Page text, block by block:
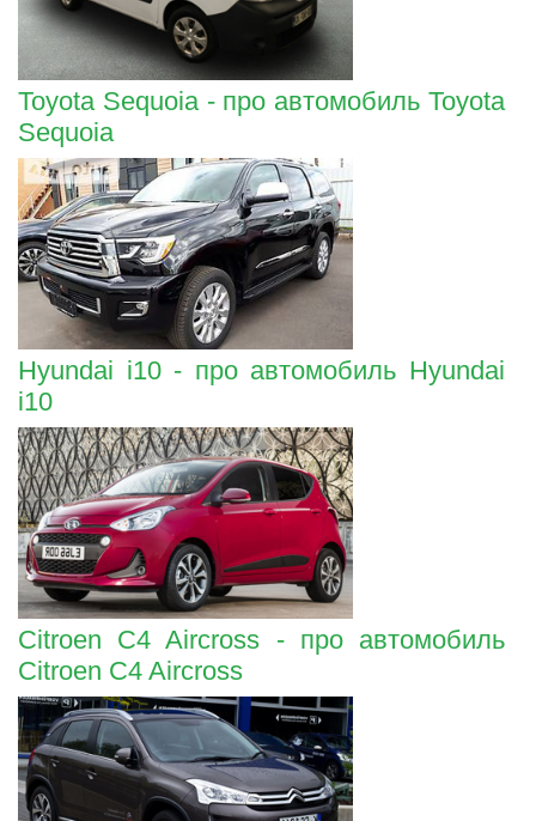
Toyota Sequoia - про автомобиль Toyota
Sequoia
Hyundai i10 - про автомобиль Hyundai
i10
Citroen C4 Aircross - про автомобиль
Citroen C4 Aircross